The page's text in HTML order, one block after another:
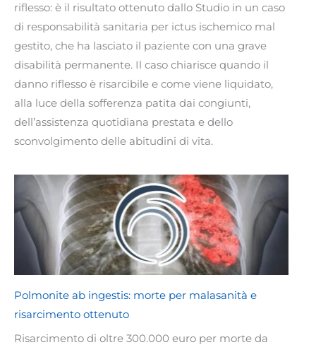
riflesso: è il risultato ottenuto dallo Studio in un caso
di responsabilità sanitaria per ictus ischemico mal
gestito, che ha lasciato il paziente con una grave
disabilità permanente. Il caso chiarisce quando il
danno riflesso è risarcibile e come viene liquidato,
alla luce della sofferenza patita dai congiunti,
dell’assistenza quotidiana prestata e dello
sconvolgimento delle abitudini di vita.
Polmonite ab ingestis: morte per malasanità e
risarcimento ottenuto
Risarcimento di oltre 300.000 euro per morte da